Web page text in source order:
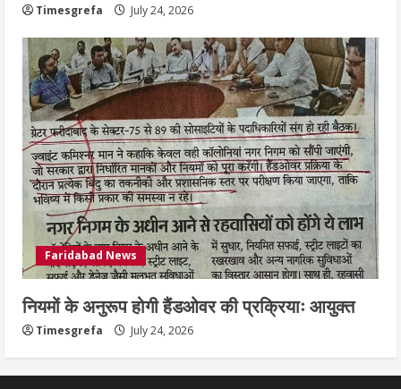
Timesgrefa July 24, 2026
Faridabad News
नियमों के अनुरूप होगी हैंडओवर की प्रक्रियाः आयुक्त
Timesgrefa July 24, 2026